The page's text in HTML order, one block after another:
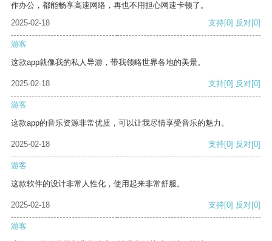
作办公，都能畅享高速网络，再也不用担心网速卡顿了。
2025-02-18
支持[0] 反对[0]
游客
这款app就像我的私人导游，带我领略世界各地的美景。
2025-02-18 支持[0] 反对[0]
游客
这款app的音乐资源非常优质，可以让我尽情享受音乐的魅力。
2025-02-18 支持[0] 反对[0]
游客
这款软件的设计非常人性化，使用起来非常舒服。
2025-02-18 支持[0] 反对[0]
游客